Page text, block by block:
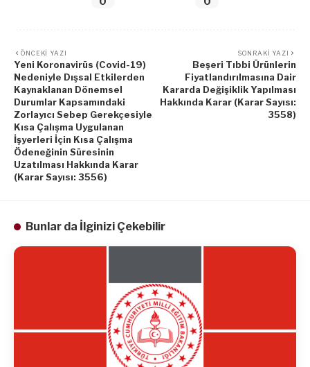
ÖNCEKI YAZI
Yeni Koronavirüs (Covid-19)
Nedeniyle Dışsal Etkilerden
Kaynaklanan Dönemsel
Durumlar Kapsamındaki
Zorlayıcı Sebep Gerekçesiyle
Kısa Çalışma Uygulanan
İşyerleri İçin Kısa Çalışma
Ödeneğinin Süresinin
Uzatılması Hakkında Karar
(Karar Sayısı: 3556)
SONRAKI YAZI
Beşeri Tıbbi Ürünlerin
Fiyatlandırılmasına Dair
Kararda Değişiklik Yapılması
Hakkında Karar (Karar Sayısı:
3558)
Bunlar da İlginizi Çekebilir